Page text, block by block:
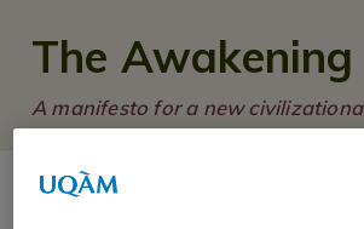
The Awakening
A manifesto for a new